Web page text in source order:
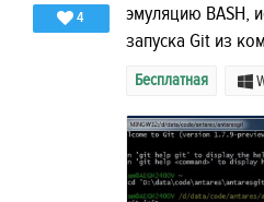
4
эмуляцию BASH,
запуска Git из
Бесплатная